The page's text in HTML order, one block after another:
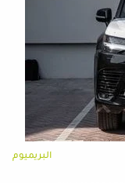
البريميوم